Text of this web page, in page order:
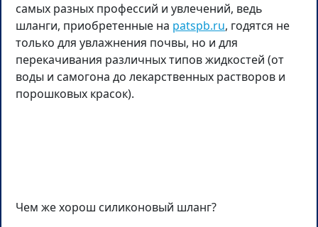
самых разных профессий и увлечений, ведь
шланги, приобретенные на patspb.ru, годятся не
только для увлажнения почвы, но и для
перекачивания различных типов жидкостей (от
воды и самогона до лекарственных растворов и
порошковых красок).
Чем же хорош силиконовый шланг?